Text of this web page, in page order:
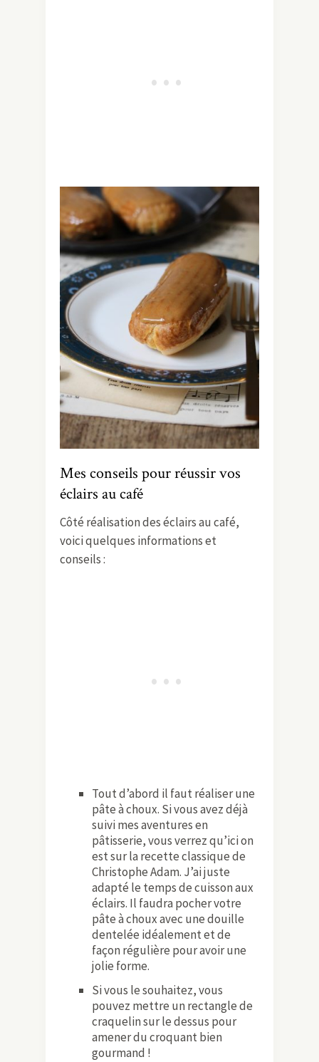
Mes conseils pour réussir vos
éclairs au café
Côté réalisation des éclairs au café,
voici quelques informations et
conseils :
Tout d’abord il faut réaliser une
pâte à choux. Si vous avez déjà
suivi mes aventures en
pâtisserie, vous verrez qu’ici on
est sur la recette classique de
Christophe Adam. J’ai juste
adapté le temps de cuisson aux
éclairs. Il faudra pocher votre
pâte à choux avec une douille
dentelée idéalement et de
façon régulière pour avoir une
jolie forme.
Si vous le souhaitez, vous
pouvez mettre un rectangle de
craquelin sur le dessus pour
amener du croquant bien
gourmand !